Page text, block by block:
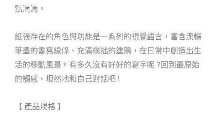
點滴滴。
紙張存在的角色與功能是一系列的視覺語言，富含流暢
筆墨的書寫線條、充滿樸拙的塗鴉，在日常中創造出生
活的移動風景。有多久沒有好好的寫字呢 ?回到最原始
的觸感，坦然地和自己對話吧 !
【 產品規格 】